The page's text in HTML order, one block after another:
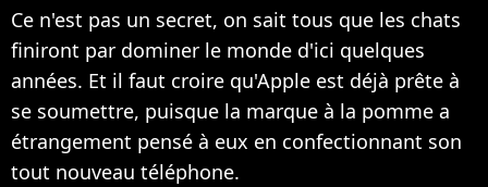
Ce n'est pas un secret, on sait tous que les chats
finiront par dominer le monde d'ici quelques
années. Et il faut croire qu'Apple est déjà prête à
se soumettre, puisque la marque à la pomme a
étrangement pensé à eux en confectionnant son
tout nouveau téléphone.